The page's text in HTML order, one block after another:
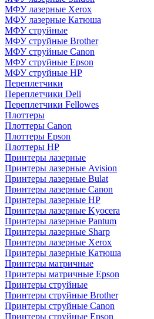
МФУ лазерные Xerox
МФУ лазерные Катюша
МФУ струйные
МФУ струйные Brother
МФУ струйные Canon
МФУ струйные Epson
МФУ струйные HP
Переплетчики
Переплетчики Deli
Переплетчики Fellowes
Плоттеры
Плоттеры Canon
Плоттеры Epson
Плоттеры HP
Принтеры лазерные
Принтеры лазерные Avision
Принтеры лазерные Bulat
Принтеры лазерные Canon
Принтеры лазерные HP
Принтеры лазерные Kyocera
Принтеры лазерные Pantum
Принтеры лазерные Sharp
Принтеры лазерные Xerox
Принтеры лазерные Катюша
Принтеры матричные
Принтеры матричные Epson
Принтеры струйные
Принтеры струйные Brother
Принтеры струйные Canon
Принтеры струйные Epson